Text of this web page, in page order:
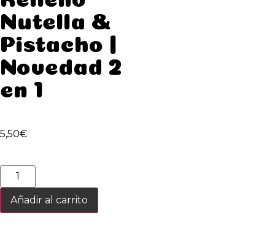
Nutella &
Pistacho |
Novedad 2
en 1
5,50€
Añadir al carrito